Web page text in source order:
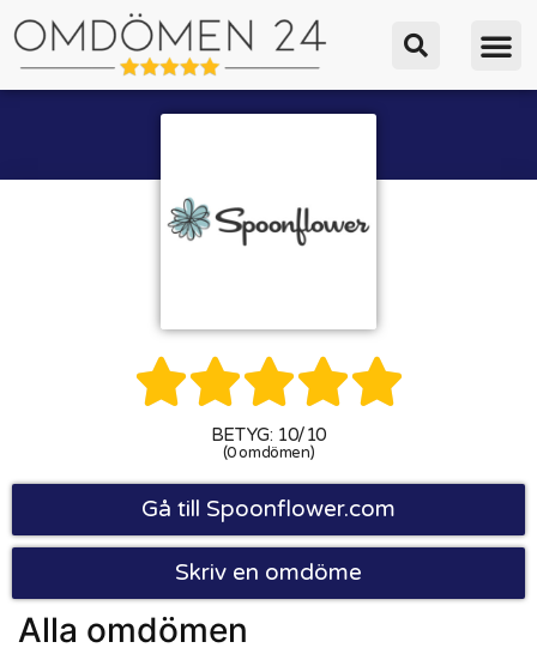

BETYG: 10/10
(0 omdömen)
Gå till Spoonflower.com
Skriv en omdöme
Alla omdömen